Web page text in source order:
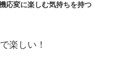
応変に楽しむ気持ちを持つ
楽しい！